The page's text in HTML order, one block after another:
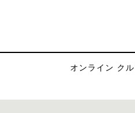
オンライン ク